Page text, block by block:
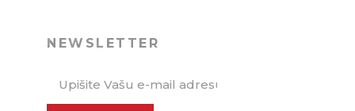
NEWSLETTER